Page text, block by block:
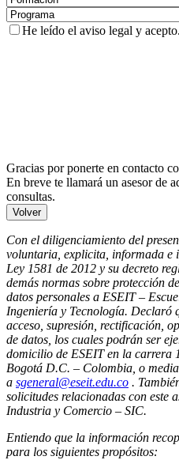
He leído el aviso legal y acepto.
Gracias por ponerte en contacto
En breve te llamará un asesor de
consultas.
Volver
Con el diligenciamiento del
voluntaria, explicita, informada e
Ley 1581 de 2012 y su decreto
demás normas sobre protección
datos personales a ESEIT –
Ingeniería y Tecnología. Declaró
acceso, supresión, rectificación,
de datos, los cuales podrán ser
domicilio de ESEIT en la carrera
Bogotá D.C. – Colombia, o
a sgeneral@eseit.edu.co .
solicitudes relacionadas con este
Industria y Comercio – SIC.
Entiendo que la información
para los siguientes propósitos: